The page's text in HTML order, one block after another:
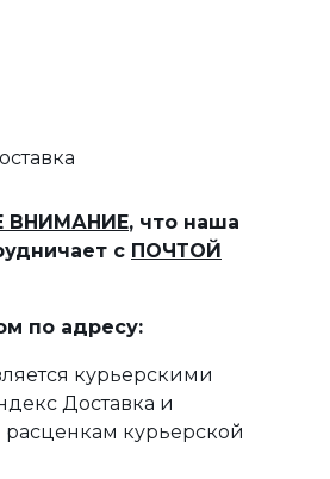
ВНИМАНИЕ, что наша
с ПОЧТОЙ
по адресу:
курьерскими
Доставка и
расценкам курьерской